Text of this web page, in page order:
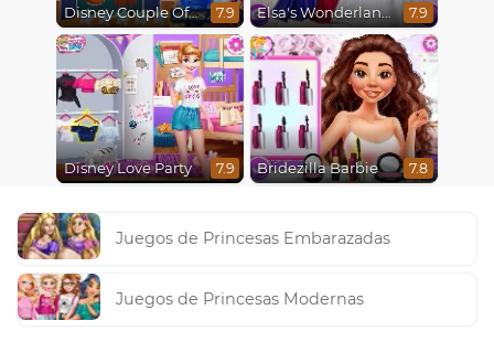
Disney Couple Of The Year 7.9 Elsa's Wonderland Wedding 7.9
Disney Love Party 7.9 Bridezilla Barbie 7.8
Juegos de Princesas Embarazadas
Juegos de Princesas Modernas